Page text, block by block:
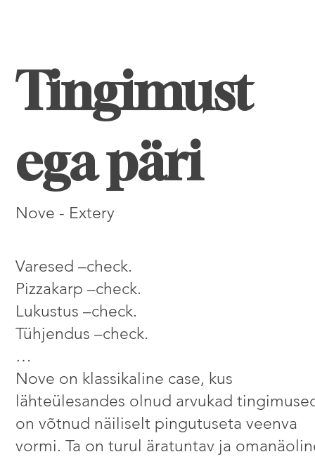
Tingimust
ega päri
Nove - Extery
Varesed –check.
Pizzakarp –check.
Lukustus –check.
Tühjendus –check.
…
Nove on klassikaline case, kus
lähteülesandes olnud arvukad
on võtnud näiliselt pingutuseta veenva
vormi. Ta on turul äratuntav ja